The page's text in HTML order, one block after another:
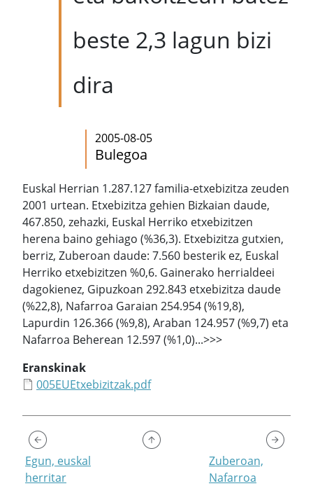
beste 2,3 lagun bizi
dira
2005-08-05
Bulegoa
Euskal Herrian 1.287.127 familia-etxebizitza zeuden
2001 urtean. Etxebizitza gehien Bizkaian daude,
467.850, zehazki, Euskal Herriko etxebizitzen
herena baino gehiago (%36,3). Etxebizitza gutxien,
berriz, Zuberoan daude: 7.560 besterik ez, Euskal
Herriko etxebizitzen %0,6. Gainerako herrialdeei
dagokienez, Gipuzkoan 292.843 etxebizitza daude
(%22,8), Nafarroa Garaian 254.954 (%19,8),
Lapurdin 126.366 (%9,8), Araban 124.957 (%9,7) eta
Nafarroa Beherean 12.597 (%1,0)...>>>
Eranskinak
005EUEtxebizitzak.pdf
Egun, euskal
herritar
Zuberoan,
Nafarroa